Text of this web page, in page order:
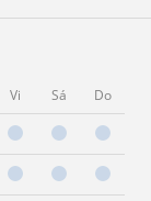
Vi Sá Do